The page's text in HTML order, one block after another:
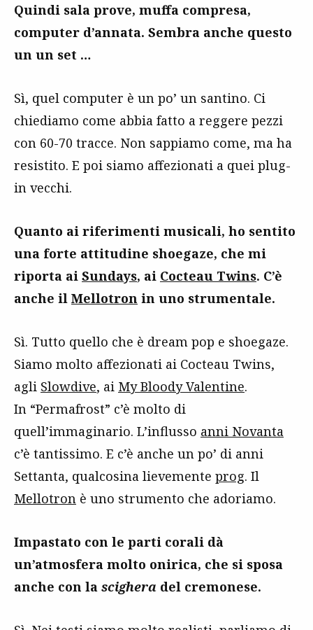
Quindi sala prove, muffa compresa,
computer d’annata. Sembra anche questo
un un set …
Sì, quel computer è un po’ un santino. Ci
chiediamo come abbia fatto a reggere pezzi
con 60-70 tracce. Non sappiamo come, ma ha
resistito. E poi siamo affezionati a quei plug-
in vecchi.
Quanto ai riferimenti musicali, ho sentito
una forte attitudine shoegaze, che mi
riporta ai Sundays, ai Cocteau Twins. C’è
anche il Mellotron in uno strumentale.
Sì. Tutto quello che è dream pop e shoegaze.
Siamo molto affezionati ai Cocteau Twins,
agli Slowdive, ai My Bloody Valentine.
In “Permafrost” c’è molto di
quell’immaginario. L’influsso anni Novanta
c’è tantissimo. E c’è anche un po’ di anni
Settanta, qualcosina lievemente prog. Il
Mellotron è uno strumento che adoriamo.
Impastato con le parti corali dà
un’atmosfera molto onirica, che si sposa
anche con la scighera del cremonese.